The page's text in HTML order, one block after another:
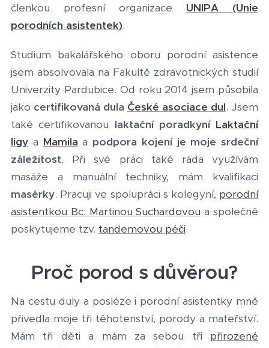
členkou profesní organizace UNIPA (Unie
porodních asistentek).
Studium bakalářského oboru porodní asistence
jsem absolvovala na Fakultě zdravotnických studií
Univerzity Pardubice. Od roku 2014 jsem působila
jako certifikovaná dula České asociace dul. Jsem
také certifikovanou laktační poradkyní Laktační
ligy a Mamila a podpora kojení je moje srdeční
záležitost. Při své práci také ráda využívám
masáže a manuální techniky, mám kvalifikaci
masérky. Pracuji ve spolupráci s kolegyní, porodní
asistentkou Bc. Martinou Suchardovou a společně
poskytujeme tzv. tandemovou péči.
Proč porod s důvěrou?
Na cestu duly a posléze i porodní asistentky mně
přivedla moje tři těhotenství, porody a mateřství.
Mám tři děti a mám za sebou tři přirozené